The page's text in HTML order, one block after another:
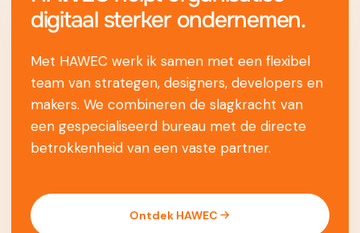
digitaal sterker ondernemen.
Met HAWEC werk ik samen met een flexibel
team van strategen, designers, developers en
makers. We combineren de slagkracht van
een gespecialiseerd bureau met de directe
betrokkenheid van een vaste partner.
Ontdek HAWEC